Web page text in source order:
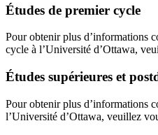
Études de premier cycle
Pour obtenir plus d’informations
cycle à l’Université d’Ottawa,
Études supérieures et
Pour obtenir plus d’informations
l’Université d’Ottawa, veuillez